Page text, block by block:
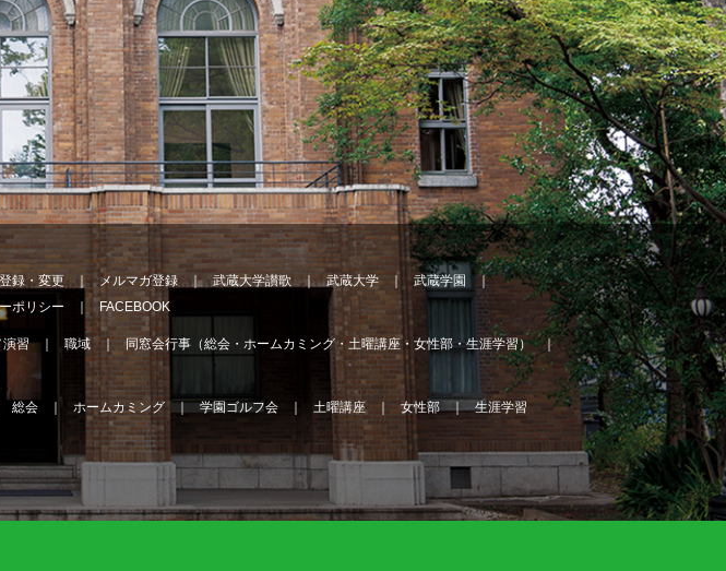
録・変更 メルマガ登録 武蔵大学讃歌 武蔵大学
武蔵学園
ポリシー FACEBOOK
演習 職域
同窓会行事（総会・ホームカミング・土曜講座・女性部・生涯学習）
総会 ホームカミング 学園ゴルフ会 土曜講座 女性部 生涯学習